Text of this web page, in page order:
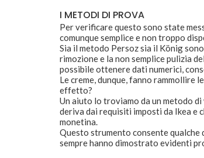
I METODI DI PROVA
Per verificare questo sono state
comunque semplice e non troppo
Sia il metodo Persoz sia il König
rimozione e la non semplice pulizia
possibile ottenere dati numerici,
Le creme, dunque, fanno rammollire
effetto?
Un aiuto lo troviamo da un metodo
deriva dai requisiti imposti da Ikea e
monetina.
Questo strumento consente qualche
sempre hanno dimostrato evidenti